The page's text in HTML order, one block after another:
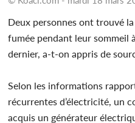
Deux personnes ont trouvé la
fumée pendant leur sommeil
dernier, a-t-on appris de
Selon les informations
récurrentes d’électricité, un
acquis un générateur